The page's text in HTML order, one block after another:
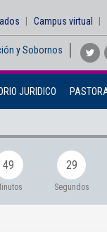
Campus virtual
y Sobornos
JURIDICO
49 28
Segundos